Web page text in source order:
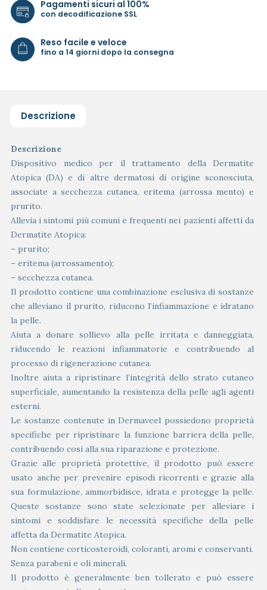
Pagamenti sicuri al 100%
con decodificazione SSL
Reso facile e veloce
fino a 14 giorni dopo la consegna
Descrizione
Descrizione
Dispositivo medico per il trattamento della Dermatite
Atopica (DA) e di altre dermatosi di origine sconosciuta,
associate a secchezza cutanea, eritema (arrossa mento) e
prurito.
Allevia i sintomi più comuni e frequenti nei pazienti affetti da
Dermatite Atopica:
– prurito;
– eritema (arrossamento);
– secchezza cutanea.
Il prodotto contiene una combinazione esclusiva di sostanze
che alleviano il prurito, riducono l’infiammazione e idratano
la pelle.
Aiuta a donare sollievo alla pelle irritata e danneggiata,
riducendo le reazioni infiammatorie e contribuendo al
processo di rigenerazione cutanea.
Inoltre aiuta a ripristinare l’integrità dello strato cutaneo
superficiale, aumentando la resistenza della pelle agli agenti
esterni.
Le sostanze contenute in Dermaveel possiedono proprietà
specifiche per ripristinare la funzione barriera della pelle,
contribuendo così alla sua riparazione e protezione.
Grazie alle proprietà protettive, il prodotto può essere
usato anche per prevenire episodi ricorrenti e grazie alla
sua formulazione, ammorbidisce, idrata e protegge la pelle.
Queste sostanze sono state selezionate per alleviare i
sintomi e soddisfare le necessità specifiche della pelle
affetta da Dermatite Atopica.
Non contiene corticosteroidi, coloranti, aromi e conservanti.
Senza parabeni e oli minerali.
Il prodotto è generalmente ben tollerato e può essere